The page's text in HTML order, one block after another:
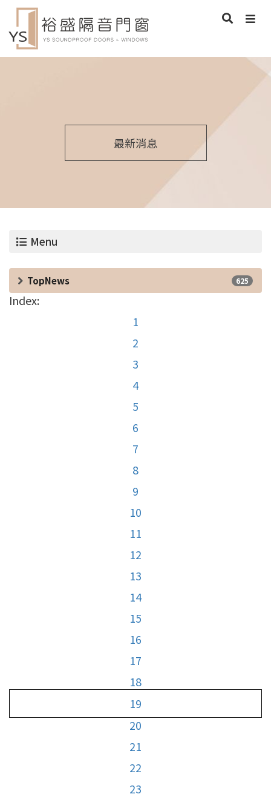
最新消息
Menu
TopNews 625
Index:
1
2
3
4
5
6
7
8
9
10
11
12
13
14
15
16
17
18
19
20
21
22
23